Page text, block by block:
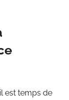
est temps de